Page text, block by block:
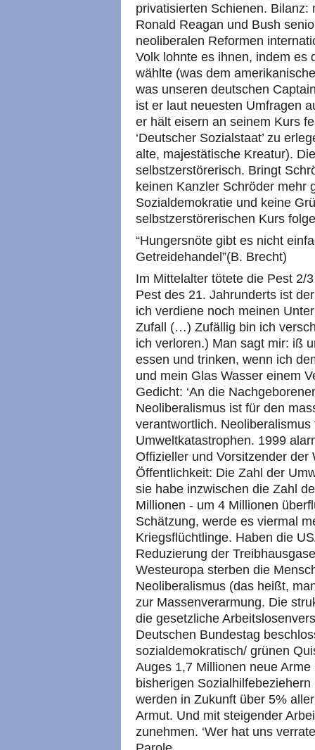
privatisierten Schienen. Bilanz:
Ronald Reagan und Bush
neoliberalen Reformen
Volk lohnte es ihnen, indem es
wählte (was dem
was unseren deutschen
ist er laut neuesten Umfragen
er hält eisern an seinem Kurs
‘Deutscher Sozialstaat’ zu
alte, majestätische Kreatur).
selbstzerstörerisch. Bringt
keinen Kanzler Schröder mehr
Sozialdemokratie und keine
selbstzerstörerischen Kurs
“Hungersnöte gibt es nicht
Getreidehandel”(B. Brecht)
Im Mittelalter tötete die Pest 2/
Pest des 21. Jahrunderts ist
ich verdiene noch meinen
Zufall (…) Zufällig bin ich
ich verloren.) Man sagt mir: iß
essen und trinken, wenn ich
und mein Glas Wasser einem
Gedicht: ‘An die
Neoliberalismus ist für den
verantwortlich.
Umweltkatastrophen. 1999
Offizieller und Vorsitzender
Öffentlichkeit: Die Zahl der
sie habe inzwischen die Zahl
Millionen - um 4 Millionen
Schätzung, werde es viermal
Kriegsflüchtlinge. Haben die
Reduzierung der
Westeuropa sterben die
Neoliberalismus (das heißt,
zur Massenverarmung. Die
die gesetzliche
Deutschen Bundestag
sozialdemokratisch/ grünen
Auges 1,7 Millionen neue
bisherigen
werden in Zukunft über 5%
Armut. Und mit steigender
zunehmen. ‘Wer hat uns